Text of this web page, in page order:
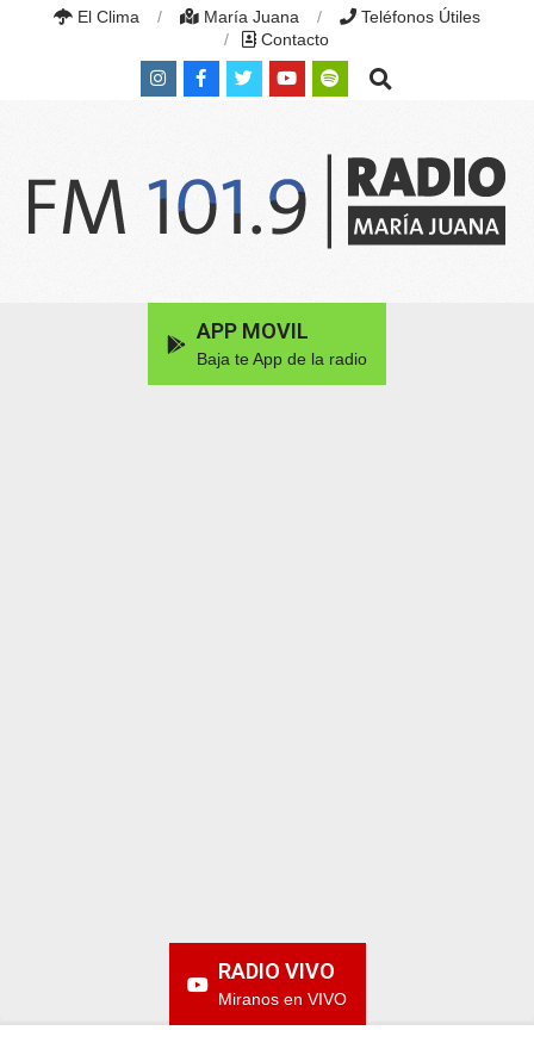
El Clima María Juana
Teléfonos Útiles
Contacto
Search
APP MOVIL
Baja te App de la radio
RADIO VIVO
Miranos en VIVO